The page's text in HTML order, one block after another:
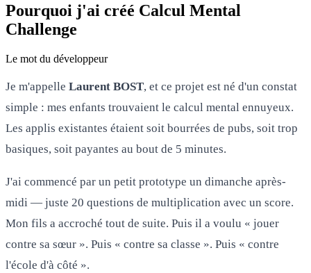
Pourquoi j'ai créé Calcul Mental
Challenge
Le mot du développeur
Je m'appelle Laurent BOST, et ce projet est né d'un constat
simple : mes enfants trouvaient le calcul mental ennuyeux.
Les applis existantes étaient soit bourrées de pubs, soit trop
basiques, soit payantes au bout de 5 minutes.
J'ai commencé par un petit prototype un dimanche après-
midi — juste 20 questions de multiplication avec un score.
Mon fils a accroché tout de suite. Puis il a voulu « jouer
contre sa sœur ». Puis « contre sa classe ». Puis « contre
l'école d'à côté ».